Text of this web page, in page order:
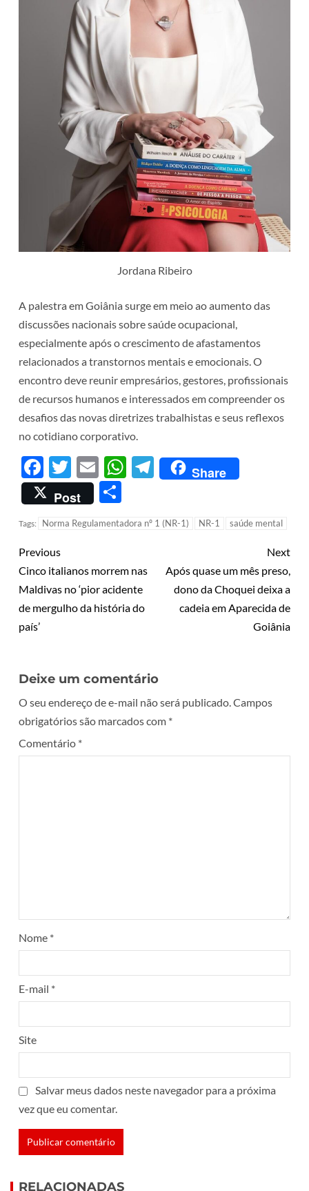
Jordana Ribeiro
A palestra em Goiânia surge em meio ao aumento das
discussões nacionais sobre saúde ocupacional,
especialmente após o crescimento de afastamentos
relacionados a transtornos mentais e emocionais. O
encontro deve reunir empresários, gestores, profissionais
de recursos humanos e interessados em compreender os
desafios das novas diretrizes trabalhistas e seus reflexos
no cotidiano corporativo.
Facebook
Twitter
EmailWhatsApp
Telegram
Share
Post
Tags: Norma Regulamentadora nº 1 (NR-1) NR-1 saúde mental
Previous
Cinco italianos morrem nas
Maldivas no ‘pior acidente
de mergulho da história do
país’
Next
Após quase um mês preso,
dono da Choquei deixa a
cadeia em Aparecida de
Goiânia
Deixe um comentário
O seu endereço de e-mail não será publicado.Campos
obrigatórios são marcados com *
Comentário *
Nome *
E-mail *
Site
Salvar meus dados neste navegador para a próxima
vez que eu comentar.
RELACIONADAS